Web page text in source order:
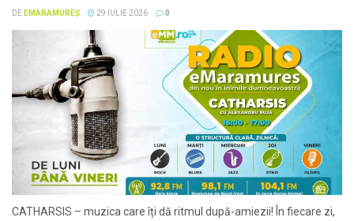
DE EMARAMUREȘ 29 IULIE 2026 0
CATHARSIS – muzica care îți dă ritmul după-amiezii! În fiecare zi,